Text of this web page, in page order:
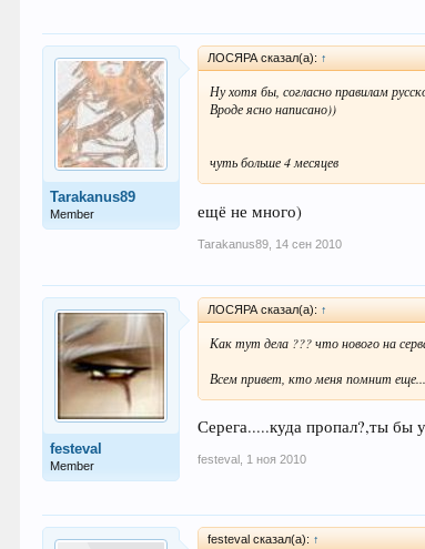
Tarakanus89
Member
ЛОСЯРА сказал(а): ↑
Ну хотя бы, согласно правилам
Вроде ясно написано))
чуть больше 4 месяцев
ещё не много)
Tarakanus89 14 сен 2010
festeval
Member
ЛОСЯРА сказал(а): ↑
Как тут дела ??? что нового на
Всем привет, кто меня помнит
Серега.....куда пропал?,ты бы
festeval 1 ноя 2010
festeval сказал(а): ↑